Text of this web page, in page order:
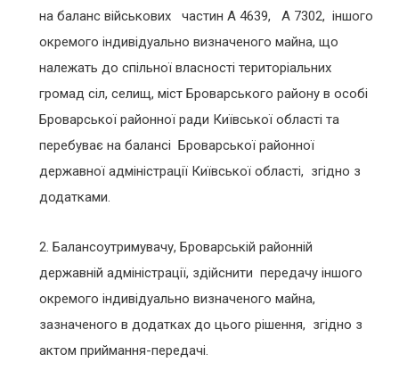
на баланс військових частин А 4639, А 7302, іншого
окремого індивідуально визначеного майна, що
належать до спільної власності територіальних
громад сіл, селищ, міст Броварського району в особі
Броварської районної ради Київської області та
перебуває на балансі Броварської районної
державної адміністрації Київської області, згідно з
додатками.
Балансоутримувачу, Броварській районній
державній адміністрації, здійснити передачу іншого
окремого індивідуально визначеного майна,
зазначеного в додатках до цього рішення, згідно з
актом приймання-передачі.